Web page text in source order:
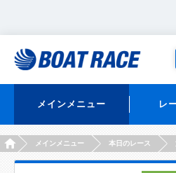
メインメニュー レ
HOMEメインメニュー 本日のレース